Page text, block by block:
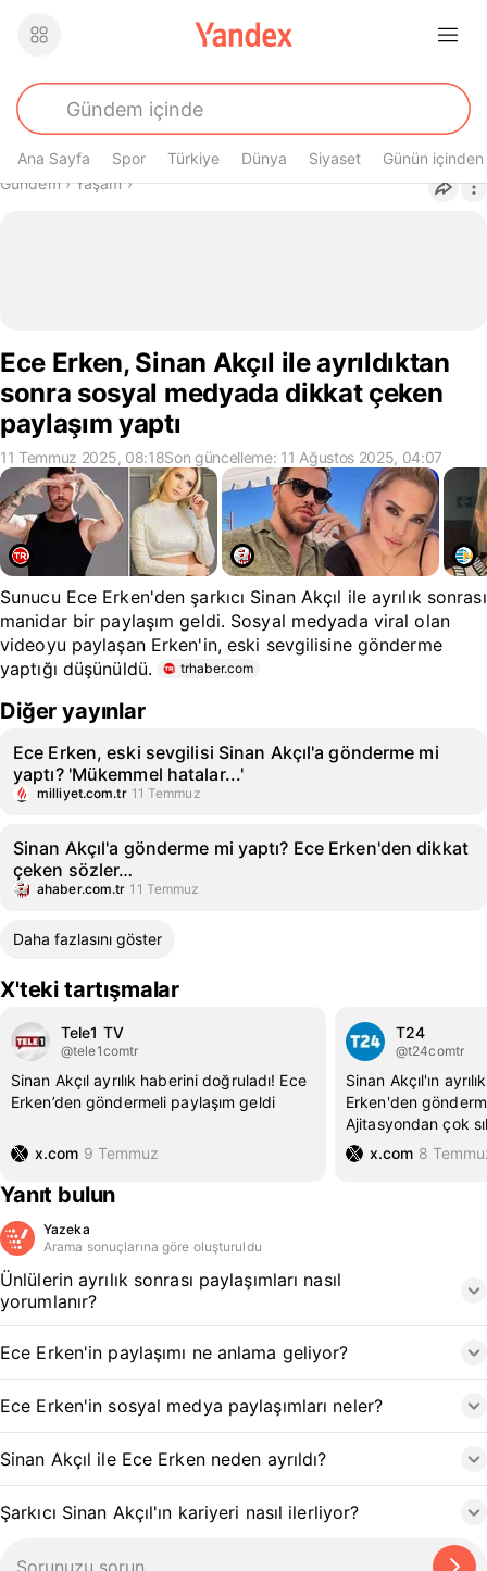
Ana Sayfa Spor Türkiye Dünya Siyaset Günün içinden
Buradasın
Gündem› Yaşam›
Ece Erken, Sinan Akçıl ile ayrıldıktan
sonra sosyal medyada dikkat çeken
paylaşım yaptı
11 Temmuz 2025, 08:18Son güncelleme: 11 Ağustos 2025, 04:07
Sunucu Ece Erken'den şarkıcı Sinan Akçıl ile ayrılık sonrası
manidar bir paylaşım geldi. Sosyal medyada viral olan
videoyu paylaşan Erken'in, eski sevgilisine gönderme
yaptığı düşünüldü.
trhaber.com
Diğer yayınlar
Ece Erken, eski sevgilisi Sinan Akçıl'a gönderme mi
yaptı? 'Mükemmel hatalar...'
milliyet.com.tr 11 Temmuz
Sinan Akçıl'a gönderme mi yaptı? Ece Erken'den dikkat
çeken sözler…
ahaber.com.tr 11 Temmuz
Daha fazlasını göster
X'teki tartışmalar
Tele1 TV
@tele1comtr
Sinan Akçıl ayrılık haberini doğruladı! Ece
Erken’den göndermeli paylaşım geldi
x.com 9 Temmuz
T24
@t24comtr
Sinan Akçıl'ın
Erken'den
Ajitasyondan çok
x.com 8
Yanıt bulun
Yazeka
Arama sonuçlarına göre oluşturuldu
Ünlülerin ayrılık sonrası paylaşımları nasıl
yorumlanır?
Ece Erken'in paylaşımı ne anlama geliyor?
Ece Erken'in sosyal medya paylaşımları neler?
Sinan Akçıl ile Ece Erken neden ayrıldı?
Şarkıcı Sinan Akçıl'ın kariyeri nasıl ilerliyor?